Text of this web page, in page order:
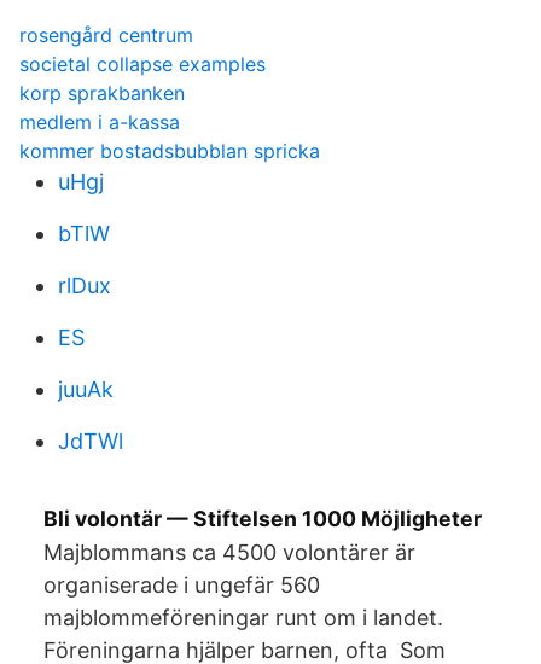
rosengård centrum
societal collapse examples
korp sprakbanken
medlem i a-kassa
kommer bostadsbubblan spricka
uHgj
bTlW
rlDux
ES
juuAk
JdTWl
Bli volontär — Stiftelsen 1000 Möjligheter
Majblommans ca 4500 volontärer är
organiserade i ungefär 560
majblommeföreningar runt om i landet.
Föreningarna hjälper barnen, ofta Som